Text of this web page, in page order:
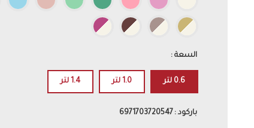
السعة :
0.6 لتر 1.0 لتر 1.4 لتر
باركود : 6971703720547